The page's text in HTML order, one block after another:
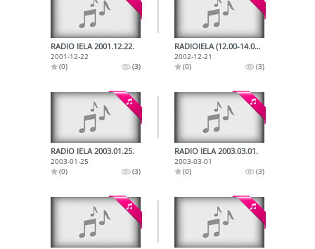
RADIO IELA 2001.12.22.
2001-12-22
(0)
(3)
RADIOIELA (12.00-14.00) 2002.12.21.
2002-12-21
(0)
(3)
RADIO IELA 2003.01.25.
2003-01-25
(0)
(3)
RADIO IELA 2003.03.01.
2003-03-01
(0)
(3)